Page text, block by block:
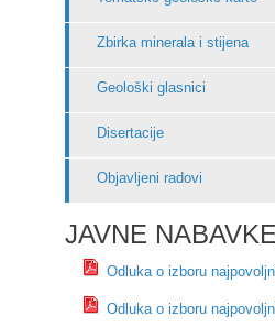
Zbirka minerala i stijena
Geološki glasnici
Disertacije
Objavljeni radovi
JAVNE NABAVKE
Odluka o izboru
Odluka o izboru